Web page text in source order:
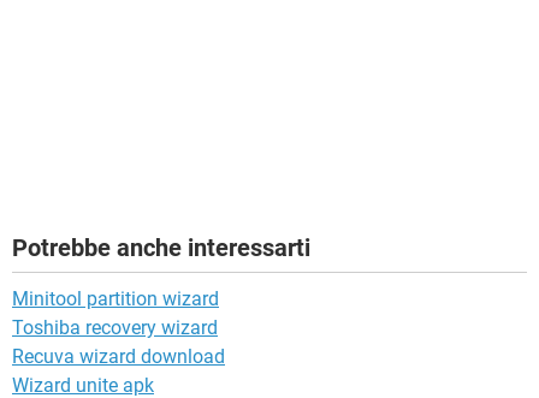
Potrebbe anche interessarti
Minitool partition wizard
Toshiba recovery wizard
Recuva wizard download
Wizard unite apk